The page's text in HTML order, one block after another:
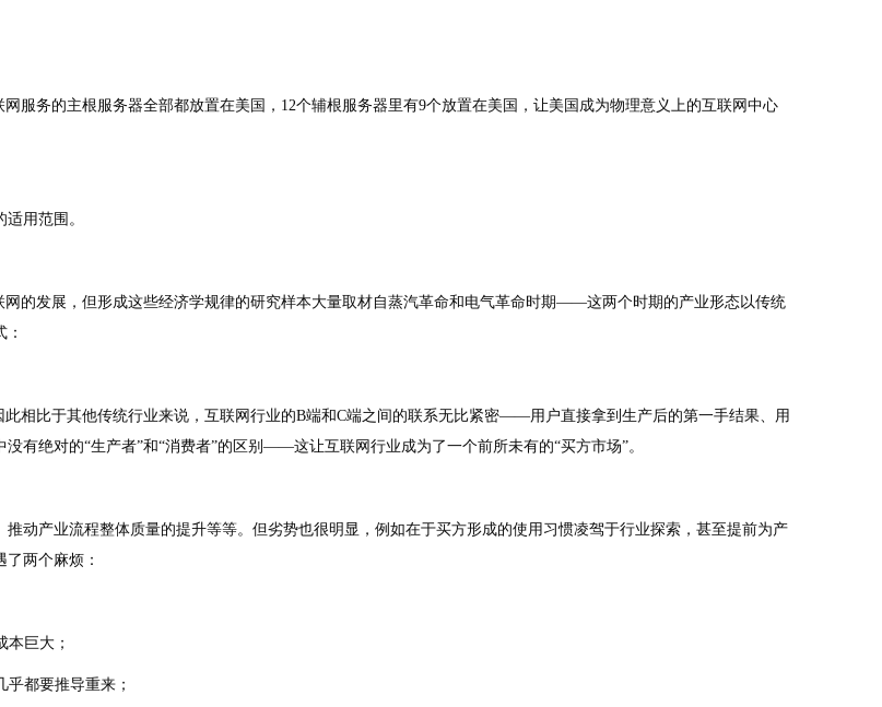
服务的主根服务器全部都放置在美国，12个辅根服务器里有9个放置在美国，让美国成为物理意义上的互联网中心
用范围。
的发展，但形成这些经济学规律的研究样本大量取材自蒸汽革命和电气革命时期——这两个时期的产业形态以传统
相比于其他传统行业来说，互联网行业的B端和C端之间的联系无比紧密——用户直接拿到生产后的第一手结果、用
有绝对的“生产者”和“消费者”的区别——这让互联网行业成为了一个前所未有的“买方市场”。
动产业流程整体质量的提升等等。但劣势也很明显，例如在于买方形成的使用习惯凌驾于行业探索，甚至提前为产
两个麻烦：
巨大；
都要推导重来；